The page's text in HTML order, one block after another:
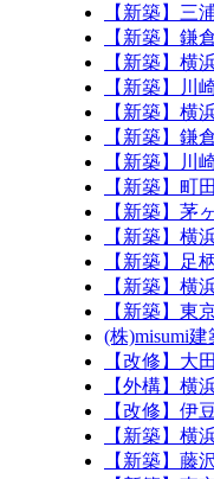
【新築】三
【新築】鎌
【新築】横
【新築】川
【新築】横
【新築】鎌
【新築】川
【新築】町
【新築】茅
【新築】横
【新築】足
【新築】横
【新築】東
(株)misumi
【改修】大
【外構】横
【改修】伊
【新築】横
【新築】藤